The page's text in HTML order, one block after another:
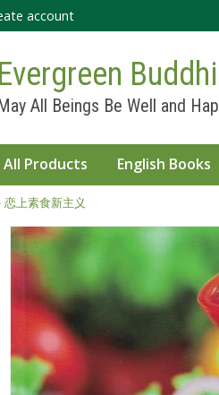
account
Evergreen
All Beings Be Well and
All Products English Books
here
恋上素食新主义